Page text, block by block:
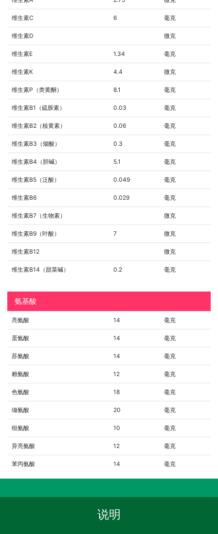
维生素C 6 毫克
维生素D 微克
维生素E 1.34 毫克
维生素K 4.4 微克
维生素P（类黄酮） 8.1 毫克
维生素B1（硫胺素） 0.03 毫克
维生素B2（核黄素） 0.06 毫克
维生素B3（烟酸） 0.3 毫克
维生素B4（胆碱） 5.1 毫克
维生素B5（泛酸） 0.049 毫克
维生素B6 0.029 毫克
维生素B7（生物素） 微克
维生素B9（叶酸） 7 微克
维生素B12 微克
维生素B14（甜菜碱） 0.2 毫克
氨基酸
亮氨酸 14 毫克
蛋氨酸 14 毫克
苏氨酸 14 毫克
赖氨酸 12 毫克
色氨酸 18 毫克
缬氨酸 20 毫克
组氨酸 10 毫克
异亮氨酸 12 毫克
苯丙氨酸 14 毫克
说明